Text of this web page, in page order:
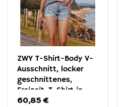
ZWY T-Shirt-Body V-
Ausschnitt, locker
geschnittenes,
Freizeit-T-Shirt in
großen Größen
60,85€